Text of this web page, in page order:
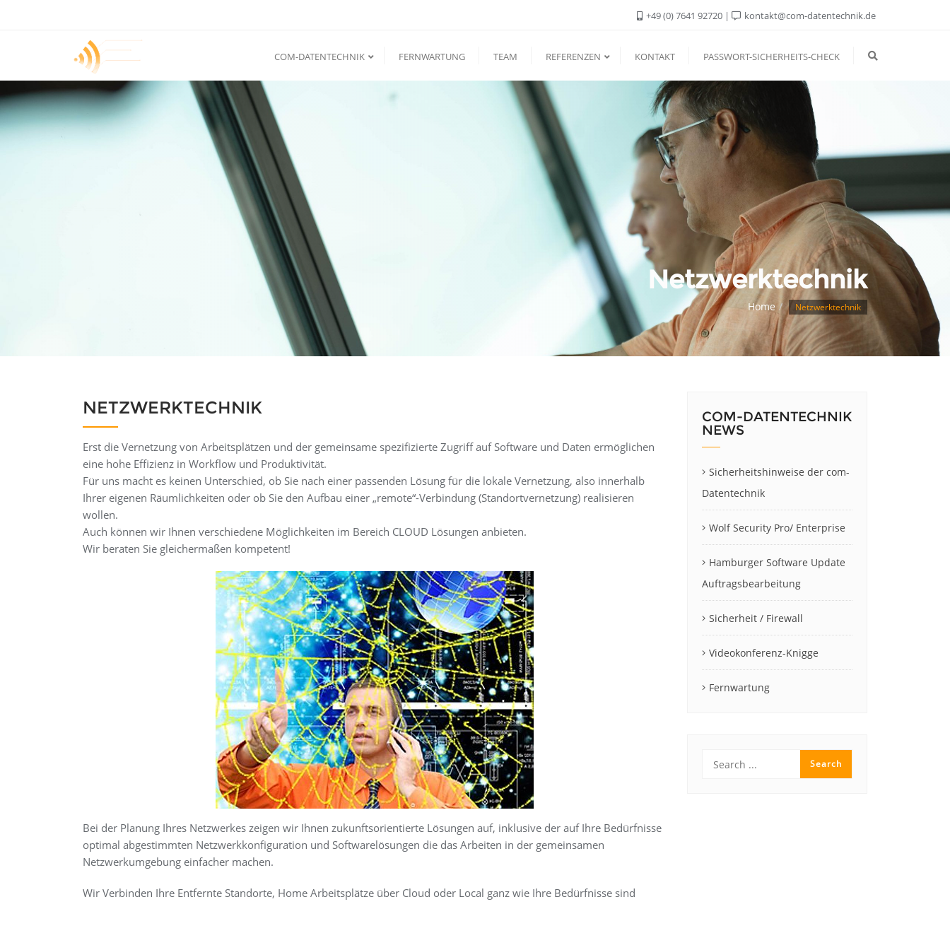
+49 (0) 7641 92720 kontakt@com-datentechnik.de
COM-DATENTECHNIK FERNWARTUNG TEAM REFERENZEN KONTAKT PASSWORT-SICHERHEITS-CHECK
Netzwerktechnik
Home Netzwerktechnik
NETZWERKTECHNIK
Erst die Vernetzung von Arbeitsplätzen und der gemeinsame spezifizierte Zugriff auf Software und Daten ermöglichen
eine hohe Effizienz in Workflow und Produktivität.
Für uns macht es keinen Unterschied, ob Sie nach einer passenden Lösung für die lokale Vernetzung, also innerhalb
Ihrer eigenen Räumlichkeiten oder ob Sie den Aufbau einer „remote“-Verbindung (Standortvernetzung) realisieren
wollen.
Auch können wir Ihnen verschiedene Möglichkeiten im Bereich CLOUD Lösungen anbieten.
Wir beraten Sie gleichermaßen kompetent!
Bei der Planung Ihres Netzwerkes zeigen wir Ihnen zukunftsorientierte Lösungen auf, inklusive der auf Ihre Bedürfnisse
optimal abgestimmten Netzwerkkonfiguration und Softwarelösungen die das Arbeiten in der gemeinsamen
Netzwerkumgebung einfacher machen.
Wir Verbinden Ihre Entfernte Standorte, Home Arbeitsplätze über Cloud oder Local ganz wie Ihre Bedürfnisse sind
COM-DATENTECHNIK
NEWS
Sicherheitshinweise der com-
Datentechnik
Wolf Security Pro/ Enterprise
Hamburger Software Update
Auftragsbearbeitung
Sicherheit / Firewall
Videokonferenz-Knigge
Fernwartung